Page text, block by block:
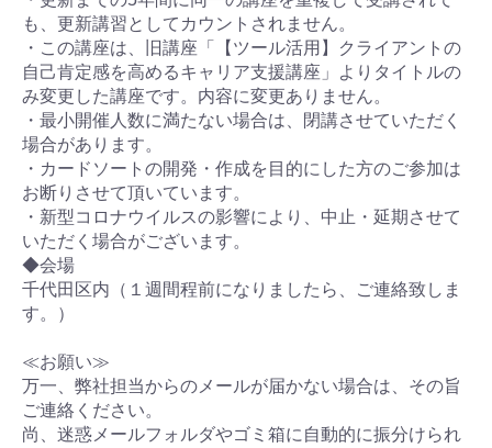
も、更新講習としてカウントされません。
・この講座は、旧講座「【ツール活用】クライアントの
自己肯定感を高めるキャリア支援講座」よりタイトルの
み変更した講座です。内容に変更ありません。
・最小開催人数に満たない場合は、閉講させていただく
場合があります。
・カードソートの開発・作成を目的にした方のご参加は
お断りさせて頂いています。
・新型コロナウイルスの影響により、中止・延期させて
いただく場合がございます。
◆会場
千代田区内（１週間程前になりましたら、ご連絡致しま
す。）
≪お願い≫
万一、弊社担当からのメールが届かない場合は、その旨
ご連絡ください。
尚、迷惑メールフォルダやゴミ箱に自動的に振分けられ